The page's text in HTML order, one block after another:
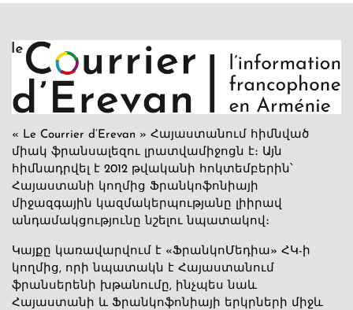
« Le Courrier d’Erevan » Հայաստանում հիմնված
միակ ֆրանսալեզու լրատվամիջոցն է։ Այն
հիմնադրվել է 2012 թվականի հոկտեմբերին՝
Հայաստանի կողմից Ֆրանկոֆոնիայի
միջազգային կազմակերպությանը լիիրավ
անդամակցությունը նշելու նպատակով։
Կայքը կառավարվում է «ՖրանկոՄեդիա» ՀԿ-ի
կողմից, որի նպատակն է Հայաստանում
ֆրանսերենի խթանումը, ինչպես նաև
Հայաստանի և Ֆրանկոֆոնիայի երկրների միջև